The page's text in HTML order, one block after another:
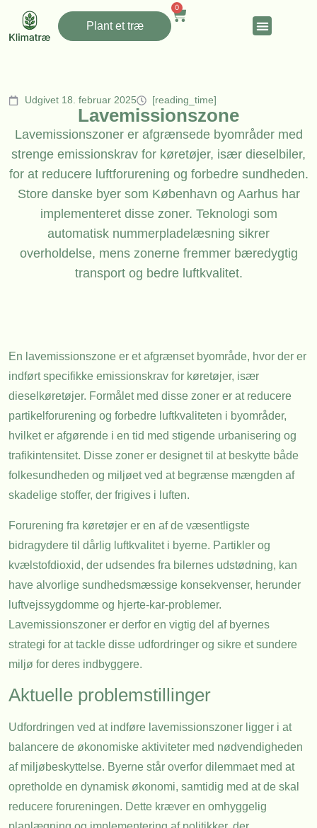
Plant et træ
0
Udgivet 18. februar 2025 [reading_time]
Lavemissionszone
Lavemissionszoner er afgrænsede byområder med
strenge emissionskrav for køretøjer, især dieselbiler,
for at reducere luftforurening og forbedre sundheden.
Store danske byer som København og Aarhus har
implementeret disse zoner. Teknologi som
automatisk nummerpladelæsning sikrer
overholdelse, mens zonerne fremmer bæredygtig
transport og bedre luftkvalitet.
En lavemissionszone er et afgrænset byområde, hvor der er
indført specifikke emissionskrav for køretøjer, især
dieselkøretøjer. Formålet med disse zoner er at reducere
partikelforurening og forbedre luftkvaliteten i byområder,
hvilket er afgørende i en tid med stigende urbanisering og
trafikintensitet. Disse zoner er designet til at beskytte både
folkesundheden og miljøet ved at begrænse mængden af
skadelige stoffer, der frigives i luften.
Forurening fra køretøjer er en af de væsentligste
bidragydere til dårlig luftkvalitet i byerne. Partikler og
kvælstofdioxid, der udsendes fra bilernes udstødning, kan
have alvorlige sundhedsmæssige konsekvenser, herunder
luftvejssygdomme og hjerte-kar-problemer.
Lavemissionszoner er derfor en vigtig del af byernes
strategi for at tackle disse udfordringer og sikre et sundere
miljø for deres indbyggere.
Aktuelle problemstillinger
Udfordringen ved at indføre lavemissionszoner ligger i at
balancere de økonomiske aktiviteter med nødvendigheden
af miljøbeskyttelse. Byerne står overfor dilemmaet med at
opretholde en dynamisk økonomi, samtidig med at de skal
reducere forureningen. Dette kræver en omhyggelig